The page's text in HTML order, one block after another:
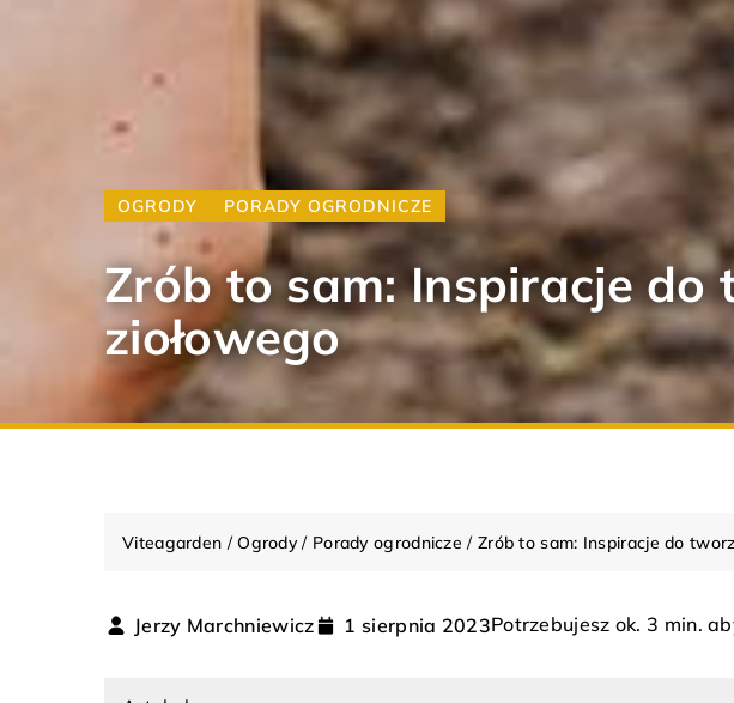
OGRODY PORADY OGRODNICZE
Zrób to sam: Inspiracje
ziołowego
Viteagarden /Ogrody/ Porady ogrodnicze / Zrób to sam: Inspiracje do
Jerzy Marchniewicz 1 sierpnia 2023Potrzebujesz ok. 3 min.
ARANŻACJA WNĘTRZ DOM DOM MEBLE